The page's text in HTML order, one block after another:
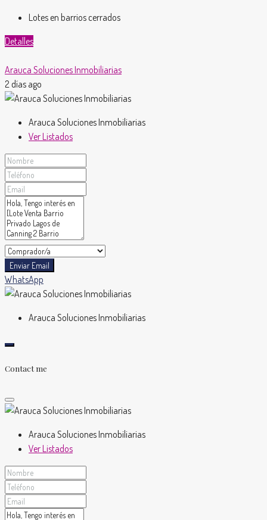
Lotes en barrios cerrados
Detalles
Arauca Soluciones Inmobiliarias
2 días ago
Arauca Soluciones Inmobiliarias
Ver Listados
Enviar Email
WhatsApp
Arauca Soluciones Inmobiliarias
Contact me
Arauca Soluciones Inmobiliarias
Ver Listados